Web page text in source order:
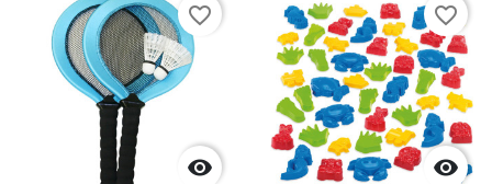

favorite_border

favorite_border